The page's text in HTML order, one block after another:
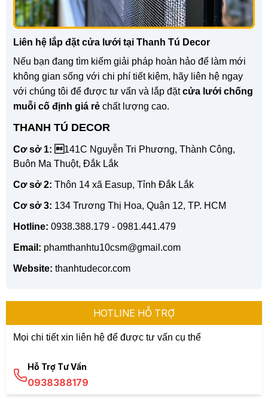
Liên hệ lắp đặt cửa lưới tại Thanh Tú Decor
Nếu bạn đang tìm kiếm giải pháp hoàn hảo để làm mới
không gian sống với chi phí tiết kiệm, hãy liên hệ ngay
với chúng tôi để được tư vấn và lắp đặtcửa lưới chống
muỗi cố định giá rẻ chất lượng cao.
THANH TÚ DECOR
Cơ sở 1: 141C Nguyễn Tri Phương, Thành Công,
Buôn Ma Thuột, Đắk Lắk
Cơ sở 2: Thôn 14 xã Easup, Tỉnh Đắk Lắk
Cơ sở 3: 134 Trương Thị Hoa, Quận 12, TP. HCM
Hotline: 0938.388.179 - 0981.441.479
Email: phamthanhtu10csm@gmail.com
Website: thanhtudecor.com
HOTLINE HỖ TRỢ
Mọi chi tiết xin liên hệ để được tư vấn cụ thể
Hỗ Trợ Tư Vấn
0938388179